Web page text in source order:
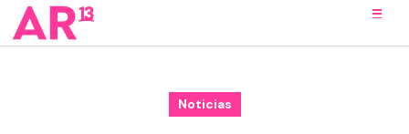
Noticias